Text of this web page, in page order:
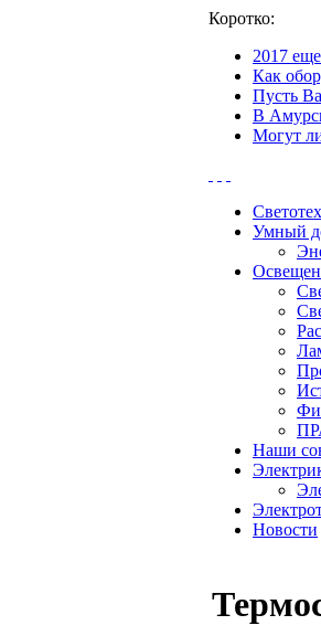
Коротко:
2017
Как
Пусть
В
Могут
Умный
Наши
Новости